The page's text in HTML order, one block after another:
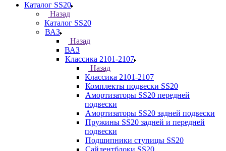
Каталог SS20
Назад
Каталог SS20
ВАЗ
Назад
ВАЗ
Классика 2101-2107
Назад
Классика 2101-2107
Комплекты подвески SS20
Амортизаторы SS20 передней
подвески
Амортизаторы SS20 задней подвески
Пружины SS20 задней и передней
подвески
Подшипники ступицы SS20
Сайлентблоки SS20